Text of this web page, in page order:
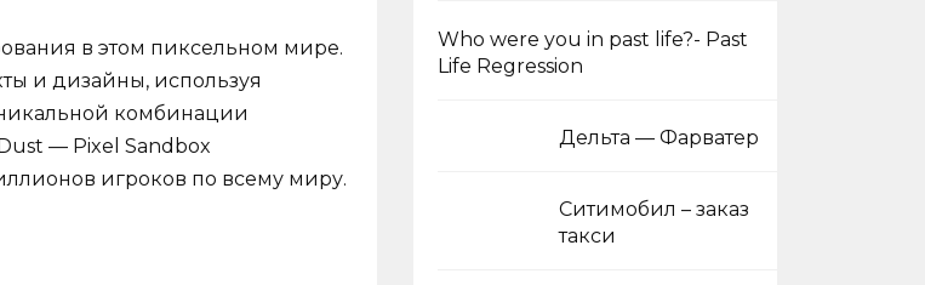
в этом пиксельном мире.
и дизайны, используя
комбинации
— Pixel Sandbox
игроков по всему миру.
Who were you in past life?- Past
Life Regression
Дельта — Фарватер
Ситимобил – заказ
такси